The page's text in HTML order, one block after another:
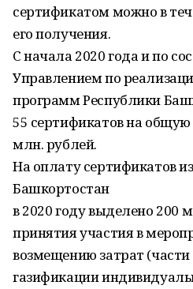
сертификатом можно в
его получения.
С начала 2020 года и по
Управлением по
программ Республики
55 сертификатов на
млн. рублей.
На оплату сертификатов
Башкортостан
в 2020 году выделено 200
принятия участия в
возмещению затрат (части
газификации